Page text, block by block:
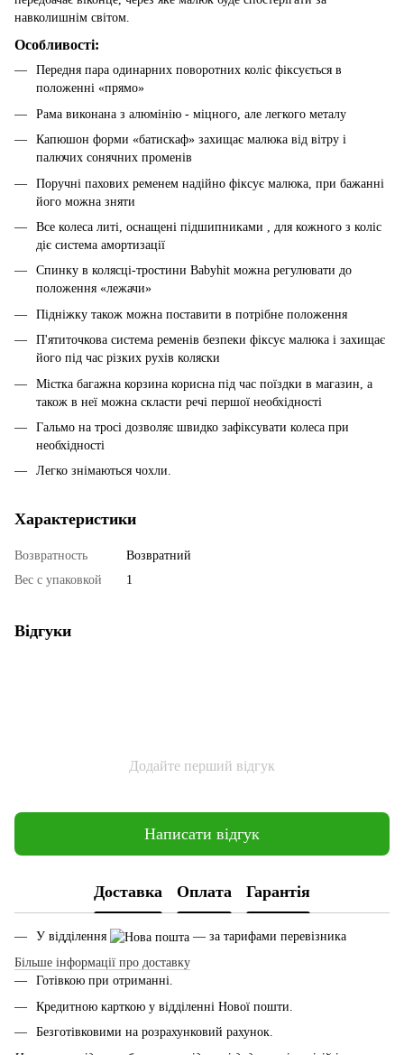
навколишнім світом.
Особливості:
Передня пара одинарних поворотних коліс фіксується в
положенні «прямо»
Рама виконана з алюмінію - міцного, але легкого металу
Капюшон форми «батискаф» захищає малюка від вітру і
палючих сонячних променів
Поручні пахових ременем надійно фіксує малюка, при бажанні
його можна зняти
Все колеса литі, оснащені підшипниками , для кожного з коліс
діє система амортизації
Спинку в колясці-тростини Babyhit можна регулювати до
положення «лежачи»
Підніжку також можна поставити в потрібне положення
П'ятиточкова система ременів безпеки фіксує малюка і захищає
його під час різких рухів коляски
Містка багажна корзина корисна під час поїздки в магазин, а
також в неї можна скласти речі першої необхідності
Гальмо на тросі дозволяє швидко зафіксувати колеса при
необхідності
Легко знімаються чохли.
Характеристики
Возвратность
Возвратний
Вес с упаковкой
1
Відгуки
Додайте перший відгук
Написати відгук
Доставка Оплата Гарантія
У відділення
— за тарифами перевізника
Більше інформації про доставку
Готівкою при отриманні.
Кредитною карткою у відділенні Нової пошти.
Безготівковими на розрахунковий рахунок.